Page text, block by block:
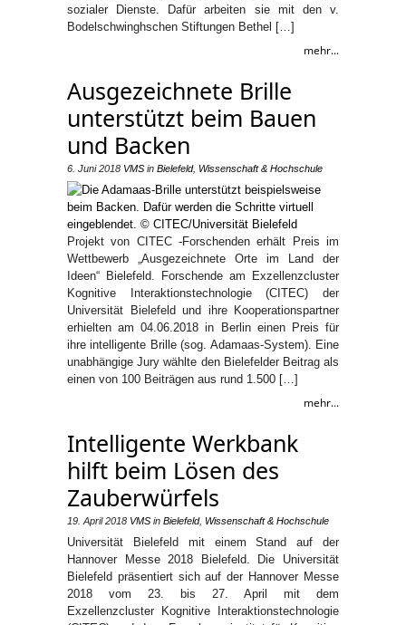
sozialer Dienste. Dafür arbeiten sie mit den v.
Bodelschwinghschen Stiftungen Bethel […]
mehr...
Ausgezeichnete Brille
unterstützt beim Bauen
und Backen
6. Juni 2018 VMS in Bielefeld, Wissenschaft & Hochschule
Projekt von CITEC -Forschenden erhält Preis im
Wettbewerb „Ausgezeichnete Orte im Land der
Ideen“ Bielefeld. Forschende am Exzellenzcluster
Kognitive Interaktionstechnologie (CITEC) der
Universität Bielefeld und ihre Kooperationspartner
erhielten am 04.06.2018 in Berlin einen Preis für
ihre intelligente Brille (sog. Adamaas-System). Eine
unabhängige Jury wählte den Bielefelder Beitrag als
einen von 100 Beiträgen aus rund 1.500 […]
mehr...
Intelligente Werkbank
hilft beim Lösen des
Zauberwürfels
19. April 2018 VMS in Bielefeld, Wissenschaft & Hochschule
Universität Bielefeld mit einem Stand auf der
Hannover Messe 2018 Bielefeld. Die Universität
Bielefeld präsentiert sich auf der Hannover Messe
2018 vom 23. bis 27. April mit dem
Exzellenzcluster Kognitive Interaktionstechnologie